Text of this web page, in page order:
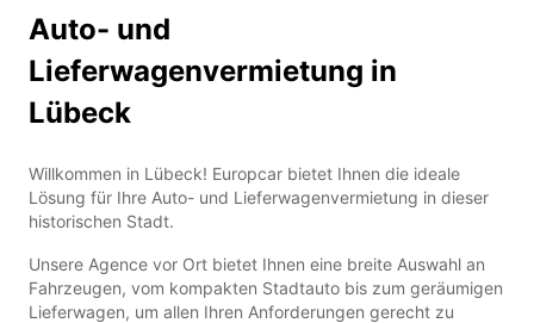
Auto- und
Lieferwagenvermietung in
Lübeck
Willkommen in Lübeck! Europcar bietet Ihnen die ideale
Lösung für Ihre Auto- und Lieferwagenvermietung in dieser
historischen Stadt.
Unsere Agence vor Ort bietet Ihnen eine breite Auswahl an
Fahrzeugen, vom kompakten Stadtauto bis zum geräumigen
Lieferwagen, um allen Ihren Anforderungen gerecht zu